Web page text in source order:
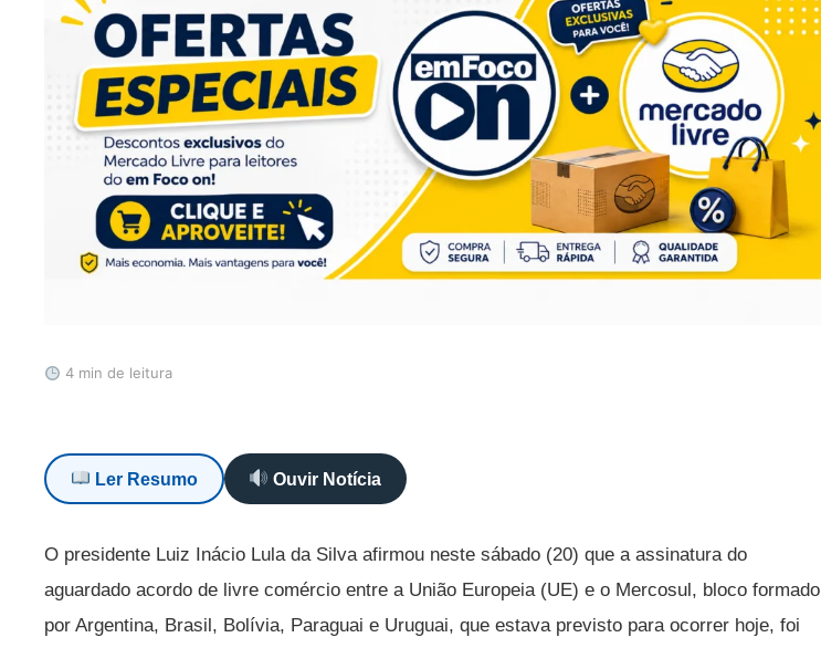
4 min de leitura
Ler Resumo Ouvir Notícia
O presidente Luiz Inácio Lula da Silva afirmou neste sábado (20) que a assinatura do
aguardado acordo de livre comércio entre a União Europeia (UE) e o Mercosul, bloco formado
por Argentina, Brasil, Bolívia, Paraguai e Uruguai, que estava previsto para ocorrer hoje, foi